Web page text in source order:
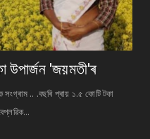
উপার্জন 'জয়মতী'ৰ
সংগ্ৰাম .. .বছৰি প্ৰায় ১.৫ কোটি টকা